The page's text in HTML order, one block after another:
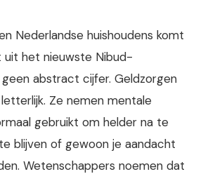
Nederlandse huishoudens komt
uit het nieuwste Nibud-
abstract cijfer. Geldzorgen
Ze nemen mentale
gebruikt om helder na te
blijven of gewoon je aandacht
Wetenschappers noemen dat